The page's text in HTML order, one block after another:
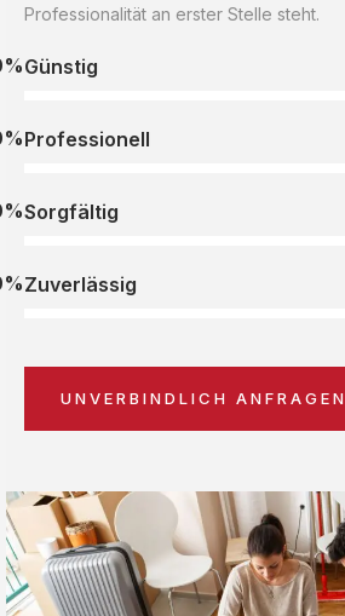
Professionalität an erster Stelle steht.
Günstig
Professionell
Sorgfältig
Zuverlässig
UNVERBINDLICH ANFRAGEN